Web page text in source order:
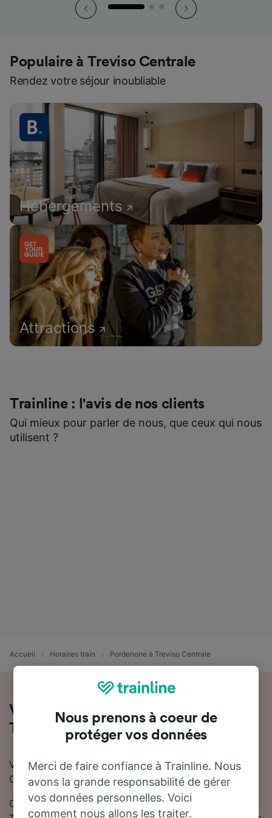
Populaire à Treviso Centrale
Rendez votre séjour inoubliable
Hébergements
Attractions
Trainline : l'avis de nos clients
Qui mieux pour parler de nous, que ceux qui nous
utilisent ?
Accueil Horaires train Pordenone à Treviso Centrale
Voyager en train de Pordenone à
Treviso Centrale
Vous souhaitez voyager de Pordenone à Treviso
Centrale en train ? Vous êtes au bon endroit !
On estime que le trajet en train entre Pordenone et
Nous prenons à coeur de
protéger vos données
Merci de faire confiance à Trainline. Nous
avons la grande responsabilité de gérer
vos données personnelles. Voici
comment nous allons les traiter.